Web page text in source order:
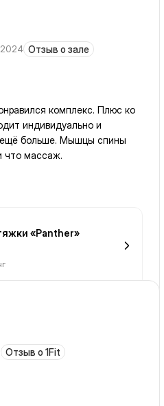
2024 Отзыв о зале
комплекс. Плюс ко
индивидуально и
ещё больше. Мышцы спины
что массаж.
«Panther»
Отзыв о 1Fit